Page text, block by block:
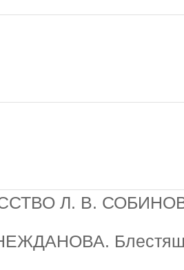
Л. В.